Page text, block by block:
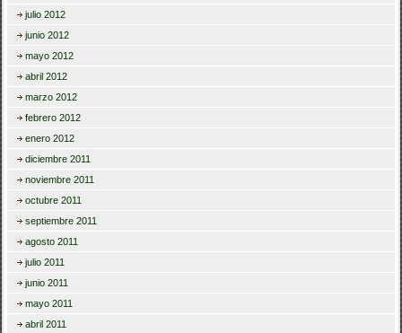
julio 2012
junio 2012
mayo 2012
abril 2012
marzo 2012
febrero 2012
enero 2012
diciembre 2011
noviembre 2011
octubre 2011
septiembre 2011
agosto 2011
julio 2011
junio 2011
mayo 2011
abril 2011